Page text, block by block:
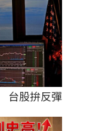
台股拚反彈